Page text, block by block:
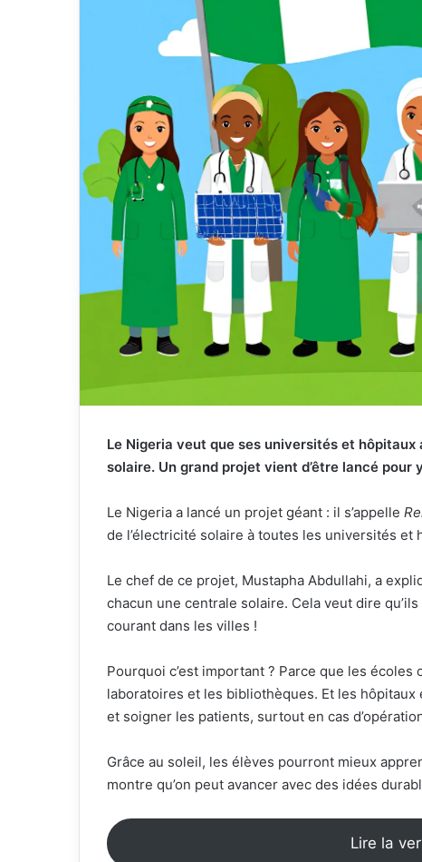
Le Nigeria veut que ses universités et
solaire. Un grand projet vient d’être lancé pour
Le Nigeria a lancé un projet géant : il s’appelle
de l’électricité solaire à toutes les universités et
Le chef de ce projet, Mustapha Abdullahi, a
chacun une centrale solaire. Cela veut dire
courant dans les villes !
Pourquoi c’est important ? Parce que les
laboratoires et les bibliothèques. Et les
et soigner les patients, surtout en cas
Grâce au soleil, les élèves pourront mieux
montre qu’on peut avancer avec des idées
Lire la